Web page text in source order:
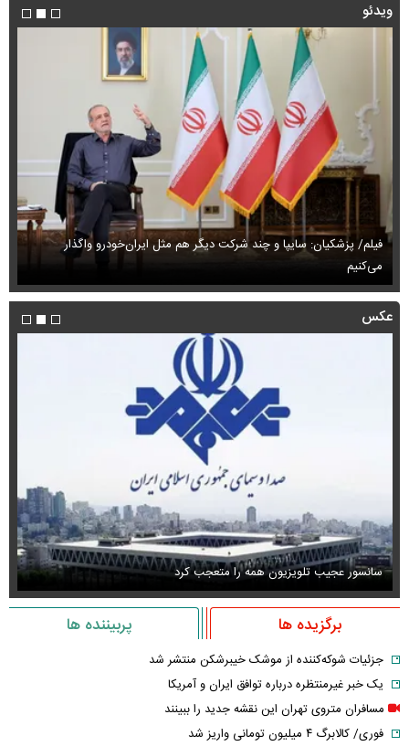
ویدئو
فیلم/ پزشکیان: سایپا و چند شرکت دیگر هم مثل ایران‌خودرو واگذار
می‌کنیم
عکس
سانسور عجیب تلویزیون همه را متعجب کرد
برگزیده ها پربیننده ها
جزئیات شوکه‌کننده از موشک خیبرشکن منتشر شد
یک خبر غیرمنتظره درباره توافق ایران و آمریکا
مسافران متروی تهران این نقشه جدید را ببینند
فوری/ کالابرگ ۴ میلیون تومانی واریز شد